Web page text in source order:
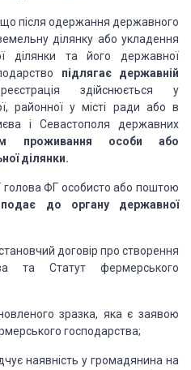
після одержання державного
ділянку або укладення
ділянки та його державної
підлягає державній
здійснюється у
районної у місті ради або в
і Севастополя державних
проживання особи або
ділянки.
голова ФГ особисто або поштою
подає до органу державної
договір про створення
та Статут фермерського
зразка, яка є заявою
господарства;
наявність у громадянина на